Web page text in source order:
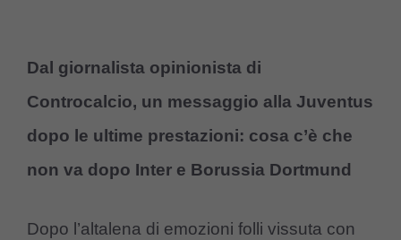
Dal giornalista opinionista di
Controcalcio, un messaggio alla Juventus
dopo le ultime prestazioni: cosa c’è che
non va dopo Inter e Borussia Dortmund
Dopo l’altalena di emozioni folli vissuta con